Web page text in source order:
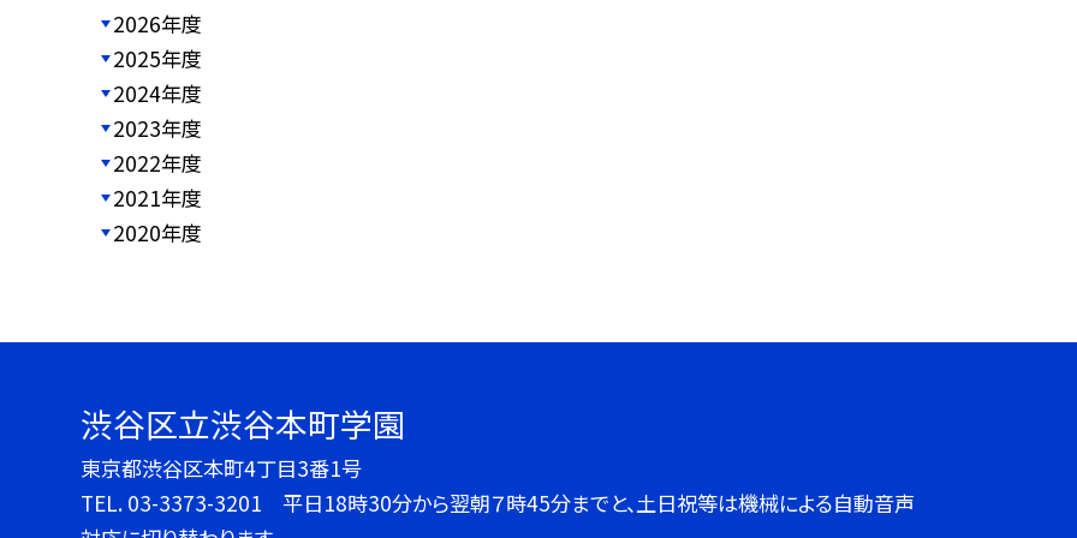
2026年度
2025年度
2024年度
2023年度
2022年度
2021年度
2020年度
渋谷区立渋谷本町学園
東京都渋谷区本町4丁目3番1号
TEL. 03-3373-3201 平日18時30分から翌朝７時45分までと、土日祝等は機械による自動音声